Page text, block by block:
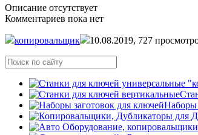
Описание отсутствует
Комментариев пока нет
копировальщик 10.08.2019, 727
Наборы